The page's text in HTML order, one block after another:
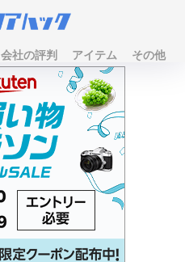
会社の評判 アイテム その他